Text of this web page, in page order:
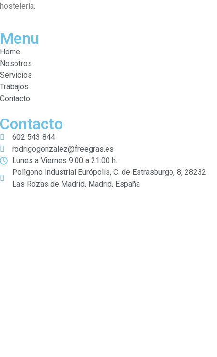
hostelería.
Menu
Home
Nosotros
Servicios
Trabajos
Contacto
Contacto
602 543 844
rodrigogonzalez@freegras.es
Lunes a Viernes 9:00 a 21:00 h.
Polìgono Industrial Európolis, C. de Estrasburgo, 8, 28232
Las Rozas de Madrid, Madrid, España